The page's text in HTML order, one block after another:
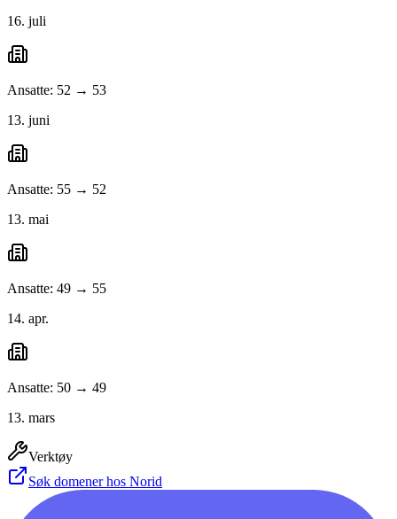
16. juli
Ansatte: 52 → 53
13. juni
Ansatte: 55 → 52
13. mai
Ansatte: 49 → 55
14. apr.
Ansatte: 50 → 49
13. mars
Verktøy
Søk domener hos Norid